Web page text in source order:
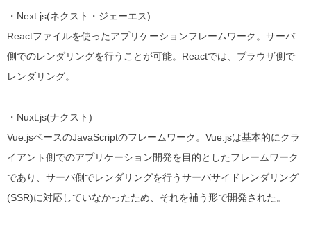
・Next.js(ネクスト・ジェーエス)
Reactファイルを使ったアプリケーションフレームワーク。 サーバ
側でのレンダリングを行うことが可能。 Reactでは、ブラウザ側で
レンダリング。
・Nuxt.js(ナクスト)
Vue.jsベースのJavaScriptのフレームワーク。 Vue.jsは基本的にクラ
イアント側でのアプリケーション開発を目的としたフレームワーク
であり、サーバ側でレンダリングを行うサーバサイドレンダリング
(SSR)に対応していなかったため、それを補う形で開発された。